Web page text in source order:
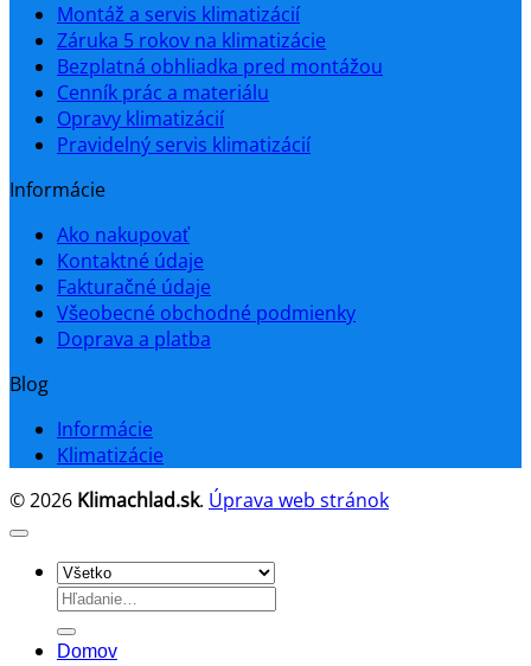
Montáž a servis klimatizácií
Záruka 5 rokov na klimatizácie
Bezplatná obhliadka pred montážou
Cenník prác a materiálu
Opravy klimatizácií
Pravidelný servis klimatizácií
Informácie
Ako nakupovať
Kontaktné údaje
Fakturačné údaje
Všeobecné obchodné podmienky
Doprava a platba
Blog
Informácie
Klimatizácie
© 2026 Klimachlad.sk. Úprava web stránok
Hľadať:
Domov